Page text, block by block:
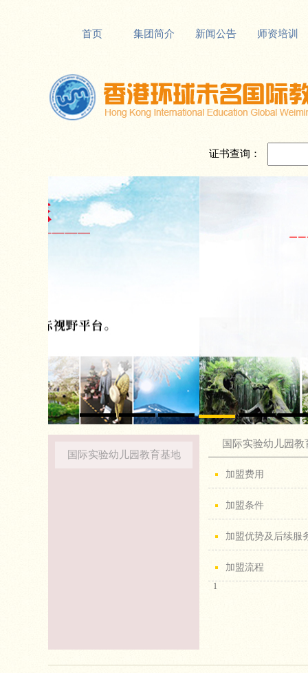
首页 集团简介 新闻公告 师资培训
证书查询：
国际实验幼儿园教育基地
国际实验幼儿园教
加盟费用
加盟条件
加盟优势及后续服
加盟流程
1